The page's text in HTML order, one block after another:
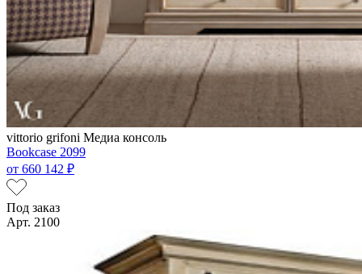
vittorio grifoni Медиа консоль
Bookcase 2099
от 660 142 ₽
Под заказ
Арт. 2100